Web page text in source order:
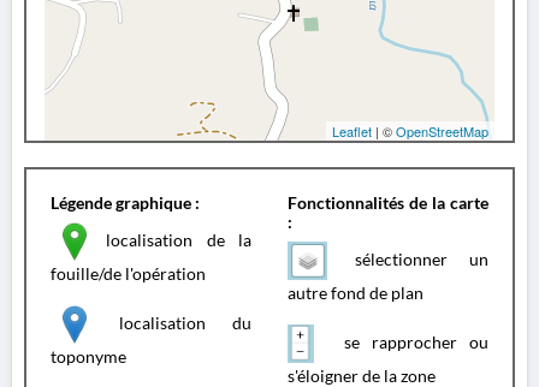
Leaflet | ©OpenStreetMap
Légende graphique :
localisation de la
fouille/de l'opération
localisation du
toponyme
Fonctionnalités de la carte
:
sélectionner un
autre fond de plan
se rapprocher ou
s'éloigner de la zone